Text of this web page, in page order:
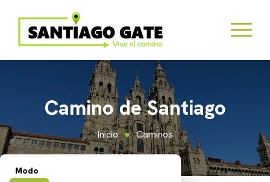
Camino de Santiago
Inicio Caminos
Modo